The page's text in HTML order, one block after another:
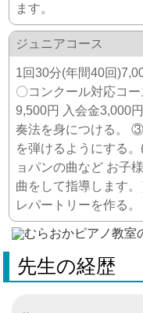
ます。
ジュニアコース
1回30分(年間40回
〇コンクール対応コ
9,500円 入会金3,000
奏法を身につける。
を弾けるようにする
ョパンの曲など お子
曲をして指導します
レパートリーを作る。
先生の経歴